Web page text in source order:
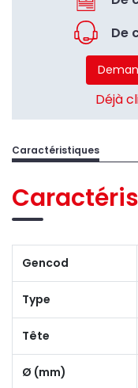
De
Déjà
Caractéristiques
Gencod
Type
Tête
Ø (mm)